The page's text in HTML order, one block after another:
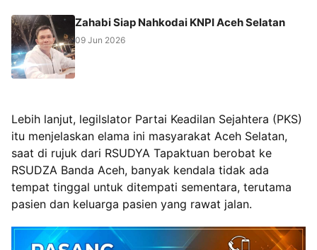
Zahabi Siap Nahkodai KNPI Aceh Selatan
09 Jun 2026
Lebih lanjut, legilslator Partai Keadilan Sejahtera (PKS)
itu menjelaskan elama ini masyarakat Aceh Selatan,
saat di rujuk dari RSUDYA Tapaktuan berobat ke
RSUDZA Banda Aceh, banyak kendala tidak ada
tempat tinggal untuk ditempati sementara, terutama
pasien dan keluarga pasien yang rawat jalan.